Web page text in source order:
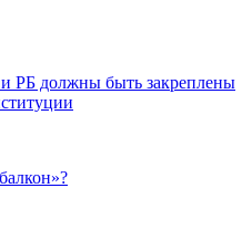
РБ должны быть закреплены